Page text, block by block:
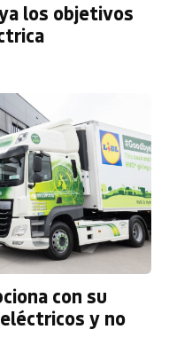
los objetivos
con su
y no